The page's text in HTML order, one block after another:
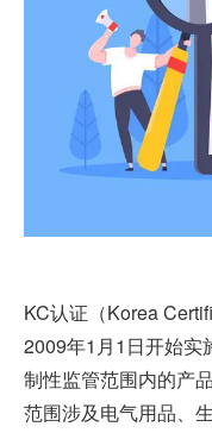
KC认证（Korea
2009年1月1日开始实
制性监管范围内的产
范围涉及电气用品、